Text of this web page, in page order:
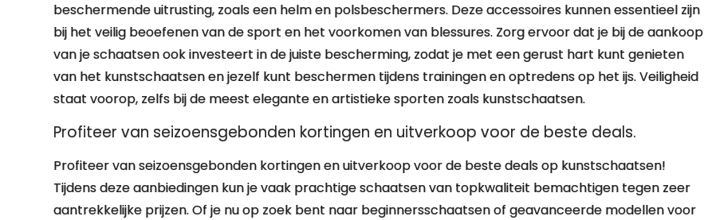
beschermende uitrusting, zoals een helm en polsbeschermers. Deze accessoires kunnen essentieel zijn
bij het veilig beoefenen van de sport en het voorkomen van blessures. Zorg ervoor dat je bij de aankoop
van je schaatsen ook investeert in de juiste bescherming, zodat je met een gerust hart kunt genieten
van het kunstschaatsen en jezelf kunt beschermen tijdens trainingen en optredens op het ijs. Veiligheid
staat voorop, zelfs bij de meest elegante en artistieke sporten zoals kunstschaatsen.
Profiteer van seizoensgebonden kortingen en uitverkoop voor de beste deals.
Profiteer van seizoensgebonden kortingen en uitverkoop voor de beste deals op kunstschaatsen!
Tijdens deze aanbiedingen kun je vaak prachtige schaatsen van topkwaliteit bemachtigen tegen zeer
aantrekkelijke prijzen. Of je nu op zoek bent naar beginnersschaatsen of geavanceerde modellen voor